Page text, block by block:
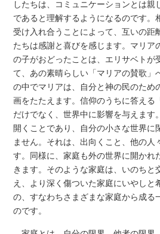
したちは、コミュニケーションとは親
であると理解するようになるのです。
受け入れ合うことによって、互いの距
たちは感謝と喜びを感じます。マリア
の子がおどったことは、エリサベトが
て、あの素晴らしい「マリアの賛歌」
の中でマリアは、自分と神の民のため
画をたたえます。信仰のうちに答える
だけでなく、世界中に影響を与えます
開くことであり、自分の小さな世界に
ません。それは、出向くこと、他の人
す。同様に、家庭も外の世界に開かれ
きます。そのような家庭は、いのちと
え、より深く傷ついた家庭にいやしと
の、すなわちさまざまな家庭から成る
のです。